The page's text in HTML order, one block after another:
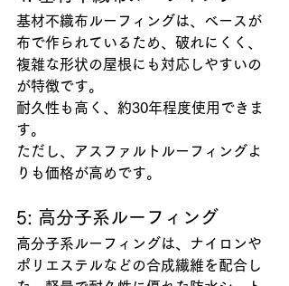
基材不織布ルーフィングは、ベースが
布で作られているため、破れにくく、
複雑な形状の屋根にも対応しやすいの
が特徴です。
耐久性も高く、約30年程度使用できま
す。
ただし、アスファルトルーフィングよ
りも価格が高めです。
5: 高分子系ルーフィング
高分子系ルーフィングは、ナイロンや
ポリエステルなどの合成繊維を配合し